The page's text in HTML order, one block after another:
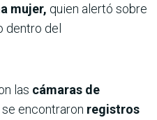
mujer, quien alertó sobre
dentro del
las cámaras de
encontraron registros